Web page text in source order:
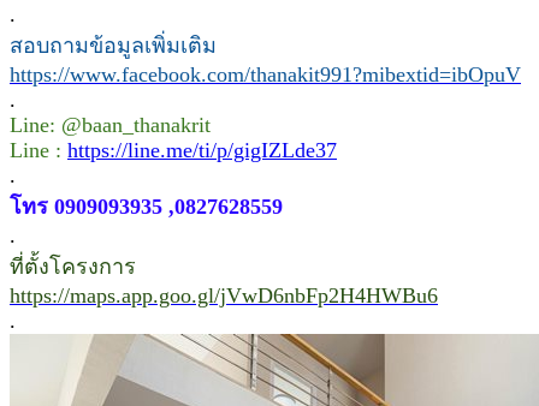
.
สอบถามข้อมูลเพิ่มเติม
https://www.facebook.com/thanakit991?mibextid=ibOpuV
.
Line: @baan_thanakrit
Line : https://line.me/ti/p/gigIZLde37
.
โทร 0909093935 ,0827628559
.
ที่ตั้งโครงการ
https://maps.app.goo.gl/jVwD6nbFp2H4HWBu6
.